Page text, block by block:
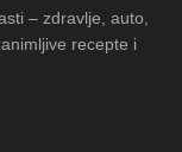
– zdravlje, auto,
recepte i